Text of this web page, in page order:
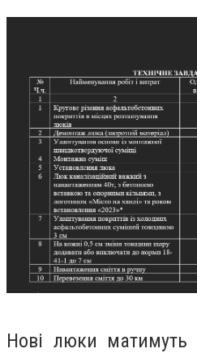
Нові люки матимуть